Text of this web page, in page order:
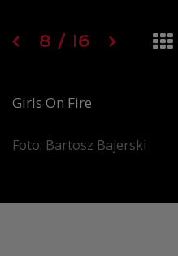
8 / 16
Girls On Fire
Foto: Bartosz Bajerski